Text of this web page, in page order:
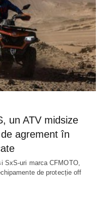
un ATV midsize
agrement în
SxS-uri marca CFMOTO,
de protecție off